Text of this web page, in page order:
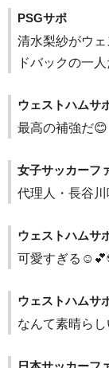
PSGサポ
清水梨紗がウ
ドバックの一人
ウェストハムサ
最高の補強だ😊
女子サッカーフ
代理人・長谷
ウェストハムサ
可愛すぎる
ウェストハムサ
なんて素晴ら